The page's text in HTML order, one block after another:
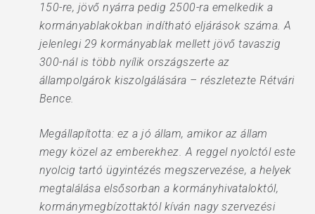
150-re, jövő nyárra pedig 2500-ra emelkedik a
kormányablakokban indítható eljárások száma. A
jelenlegi 29 kormányablak mellett jövő tavaszig
300-nál is több nyílik országszerte az
állampolgárok kiszolgálására – részletezte Rétvári
Bence.
Megállapította: ez a jó állam, amikor az állam
megy közel az emberekhez. A reggel nyolctól este
nyolcig tartó ügyintézés megszervezése, a helyek
megtalálása elsősorban a kormányhivataloktól,
kormánymegbízottaktól kíván nagy szervezési